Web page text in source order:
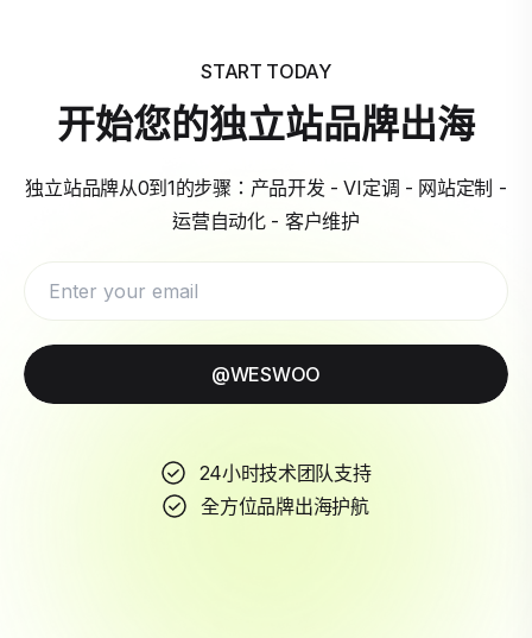
START TODAY
开始您的独立站品牌出海
独立站品牌从0到1的步骤：产品开发 - VI定调 - 网站定制 -
运营自动化 - 客户维护
@WESWOO
24小时技术团队支持
全方位品牌出海护航